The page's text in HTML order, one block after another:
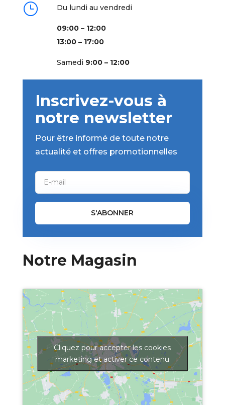
} Du lundi au vendredi
09:00 – 12:00
13:00 – 17:00
Samedi 9:00 – 12:00
Inscrivez-vous à
notre newsletter
Pour être informé de toute notre
actualité et offres promotionnelles
S'ABONNER
Notre Magasin
Cliquez pour accepter les cookies
marketing et activer ce contenu